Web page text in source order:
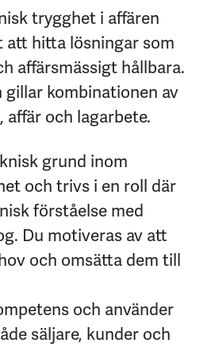
trygghet i affären
att hitta lösningar som
affärsmässigt hållbara.
gillar kombinationen av
och lagarbete.
grund inom
och trivs i en roll där
förståelse med
Du motiveras av att
och omsätta dem till
och använder
säljare, kunder och